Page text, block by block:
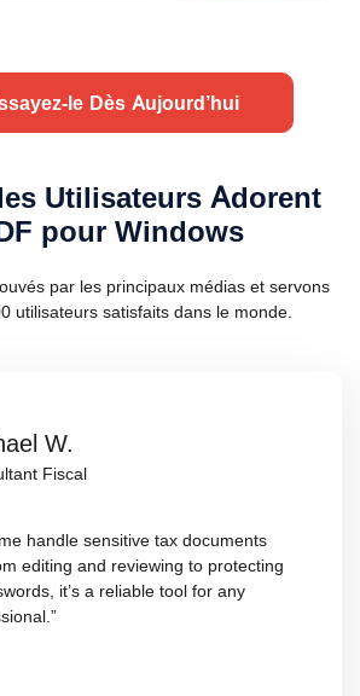
le Dès Aujourd’hui
Utilisateurs Adorent
pour Windows
par les principaux médias et servons
utilisateurs satisfaits dans le monde.
W.
Fiscal
handle sensitive tax documents
editing and reviewing to protecting
it’s a reliable tool for any